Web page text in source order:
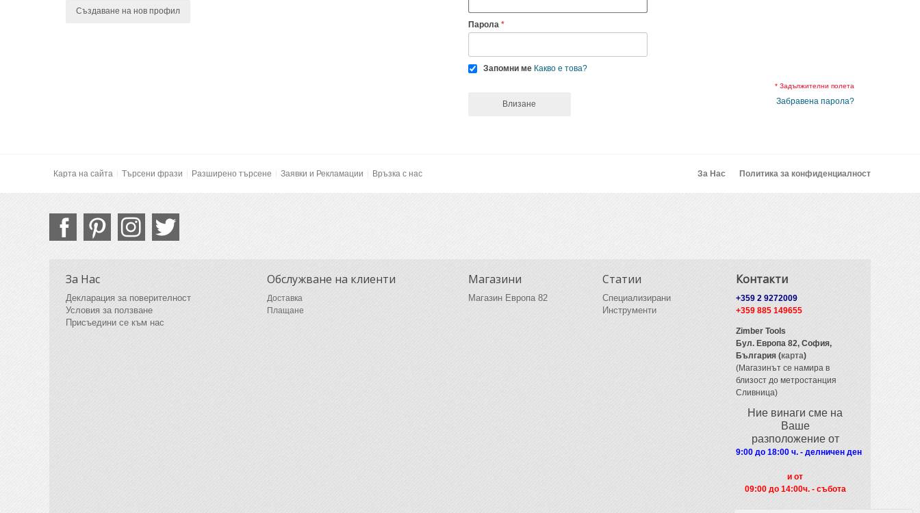
Създаване на нов профил
Парола
Запомни ме Какво е това?
* Задължителни полета
Забравена парола?
Влизане
Карта на сайта Търсени фрази Разширено търсене Заявки и Рекламации Връзка с нас За Нас Политика за конфиденциалност
За Нас
Декларация за поверителност
Условия за ползване
Присъедини се към нас
Обслужване на клиенти
Доставка
Плащане
Магазини
Магазин Европа 82
Статии
Специализирани
Инструменти
Контакти
+359 2 9272009
+359 885 149655
Zimber Tools
Бул. Европа 82,София,
България (карта)
(Магазинът се намира в
близост до метростанция
Сливница)
Ние винаги сме на
Ваше
разположение от
9:00 до 18:00 ч. - делничен ден
и от
09:00 до 14:00ч. - събота